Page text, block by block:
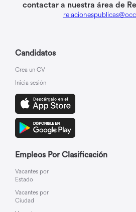
contactar a nuestra área de
Candidatos
Crea un CV
Inicia sesión
Empleos Por Clasificación
Vacantes por
Estado
Vacantes por
Ciudad